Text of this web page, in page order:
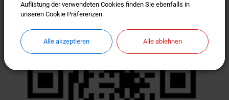
Gemeinde Türkenfeld
Auflistung der verwendeten Cookies finden Sie ebenfalls in
unseren Cookie Präferenzen.
Alle akzeptieren Alle ablehnen
Auflistung der verwendeten Cookies finden Sie ebenfalls in
unseren Cookie Präferenzen.
Alle akzeptieren Alle ablehnen